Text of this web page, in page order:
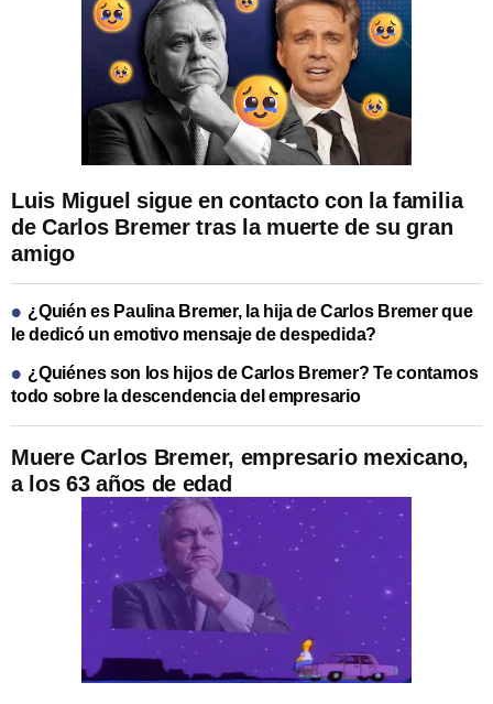
Muere Carlos Bremer, empresario mexicano,
a los 63 años de edad
Luis Miguel sigue en contacto con la familia
de Carlos Bremer tras la muerte de su gran
amigo
¿Quién es Paulina Bremer, la hija de Carlos Bremer que
le dedicó un emotivo mensaje de despedida?
¿Quiénes son los hijos de Carlos Bremer? Te contamos
todo sobre la descendencia del empresario